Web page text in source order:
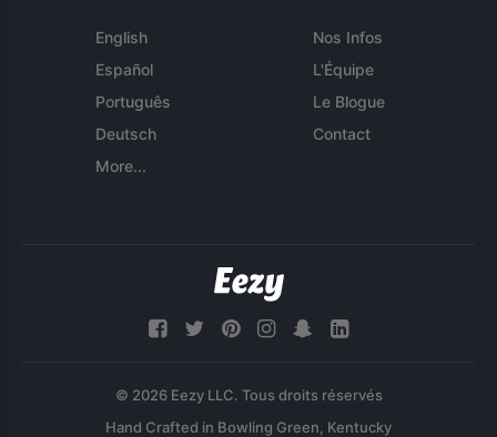
English
Español
Português
Deutsch
More...
Nos Infos
L'Équipe
Le Blogue
Contact
© 2026 Eezy LLC. Tous droits réservés